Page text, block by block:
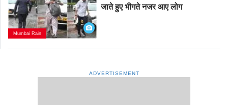
Mumbai Rain
जाते हुए भीगते नजर आए लोग
ADVERTISEMENT